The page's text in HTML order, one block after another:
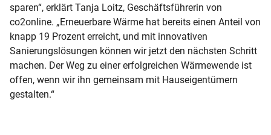
sparen“, erklärt Tanja Loitz, Geschäftsführerin von
co2online. „Erneuerbare Wärme hat bereits einen Anteil von
knapp 19 Prozent erreicht, und mit innovativen
Sanierungslösungen können wir jetzt den nächsten Schritt
machen. Der Weg zu einer erfolgreichen Wärmewende ist
offen, wenn wir ihn gemeinsam mit Hauseigentümern
gestalten.“